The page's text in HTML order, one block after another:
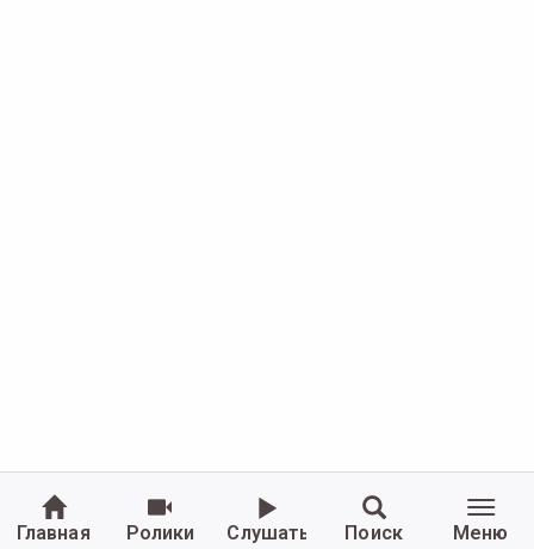
Главная Ролики Слушать Поиск Меню